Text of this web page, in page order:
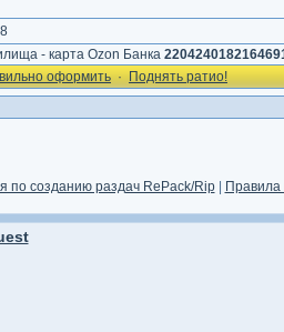
- карта Ozon Банка
оформить · Поднять ратио!
по созданию раздач RePack/Rip|